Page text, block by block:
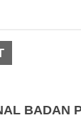
BADAN